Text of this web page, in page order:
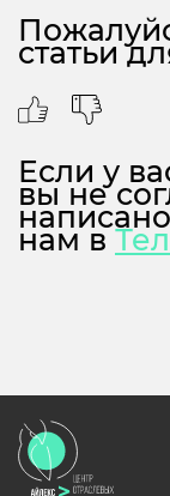
статьи
Если у
вы не
нам в